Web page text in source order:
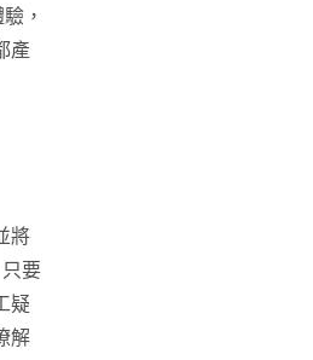
，
產
將
要
疑
解